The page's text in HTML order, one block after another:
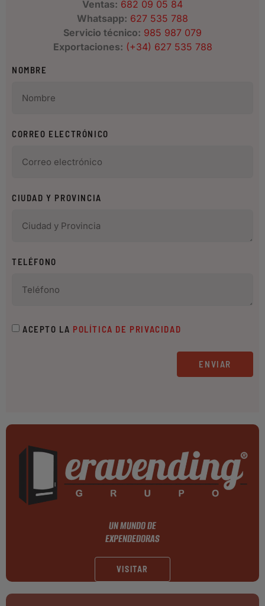
Ventas: 682 09 05 84
Whatsapp: 627 535 788
Servicio técnico: 985 987 079
Exportaciones: (+34) 627 535 788
NOMBRE
CORREO ELECTRÓNICO
CIUDAD Y PROVINCIA
TELÉFONO
ACEPTO LA POLÍTICA DE PRIVACIDAD
ENVIAR
UN MUNDO DE
EXPENDEDORAS
VISITAR